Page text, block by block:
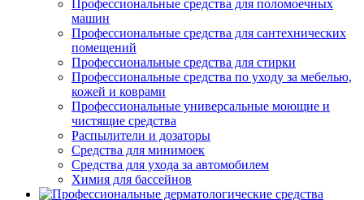
Профессиональные средства для поломоечных
машин
Профессиональные средства для сантехнических
помещений
Профессиональные средства для стирки
Профессиональные средства по уходу за мебелью,
кожей и коврами
Профессиональные универсальные моющие и
чистящие средства
Распылители и дозаторы
Средства для минимоек
Средства для ухода за автомобилем
Химия для бассейнов